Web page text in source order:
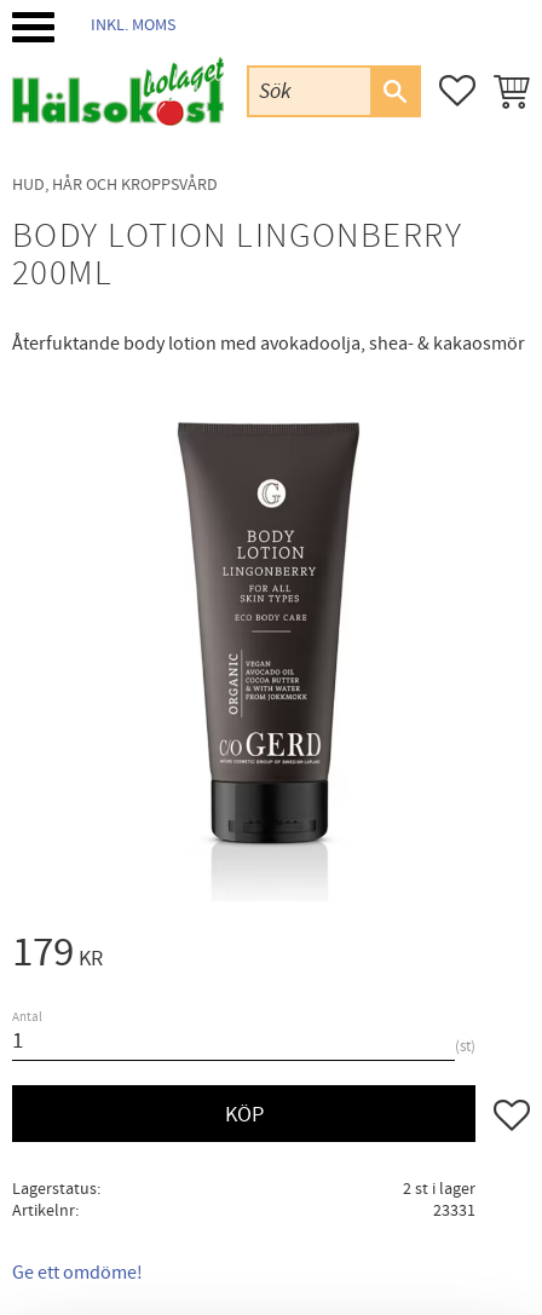
INKL. MOMS
HUD, HÅR OCH KROPPSVÅRD
BODY LOTION LINGONBERRY
200ML
Återfuktande body lotion med avokadoolja, shea- & kakaosmör
179 KR
Antal
st
KÖP Lägg
Lagerstatus
2 st i lager
Artikelnr
23331
Ge ett omdöme!